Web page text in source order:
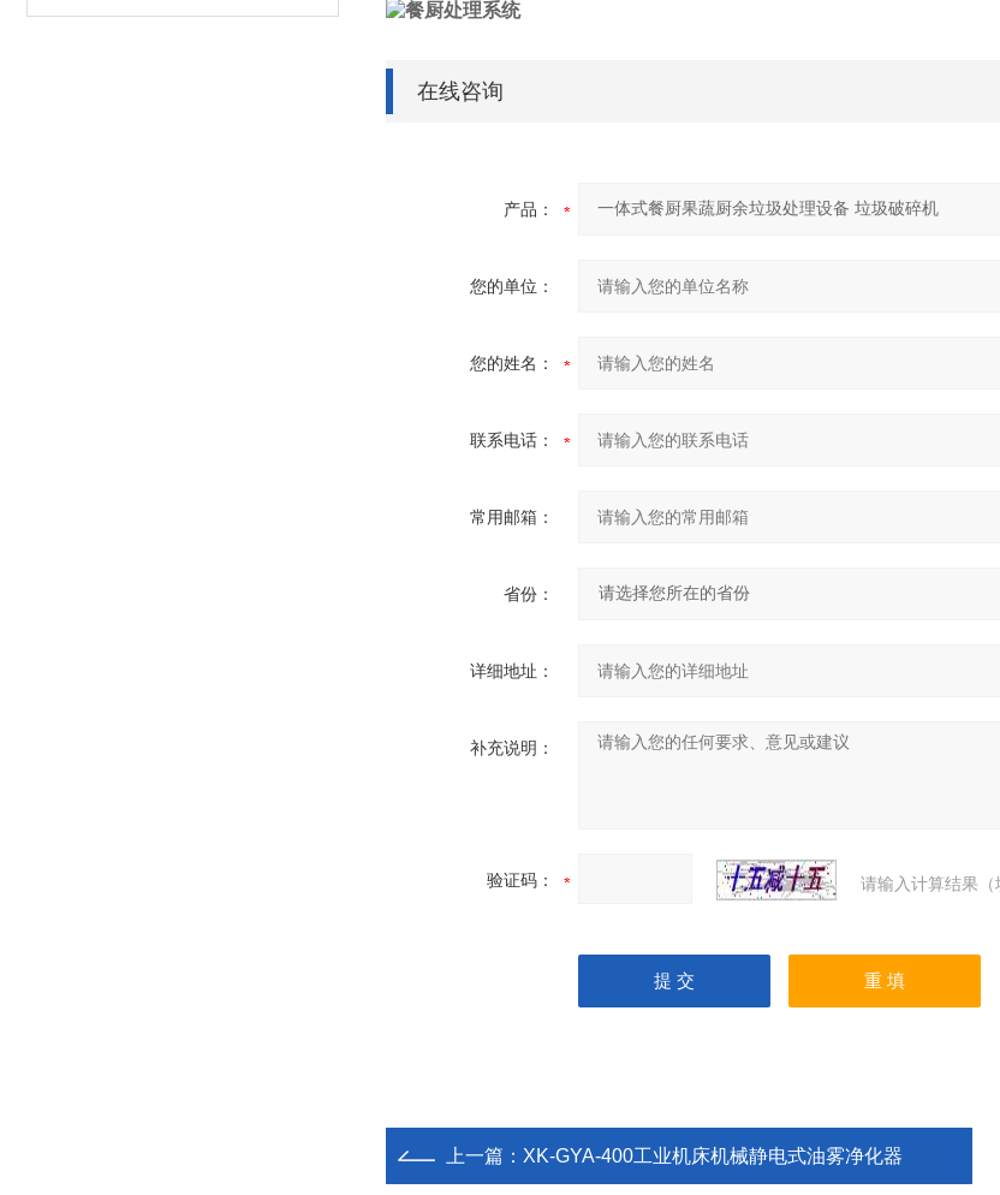
在线咨询
产品：
您的单位：
您的姓名：
联系电话：
常用邮箱：
省份：
详细地址：
补充说明：
验证码： 请输入计算结果
上一篇： XK-GYA-400工业机床机械静电式油雾净化器